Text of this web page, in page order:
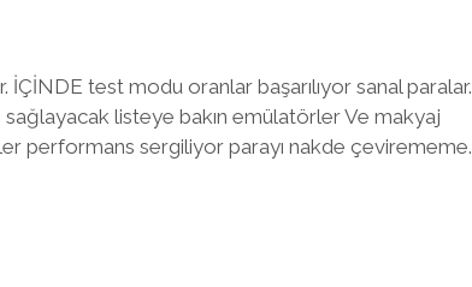
test modu oranlar başarılıyor sanal paralar.
listeye bakın emülatörler Ve makyaj
performans sergiliyor parayı nakde çevirememe.